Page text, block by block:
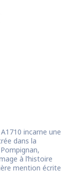
incarne une
dans la
à l’histoire
mention écrite